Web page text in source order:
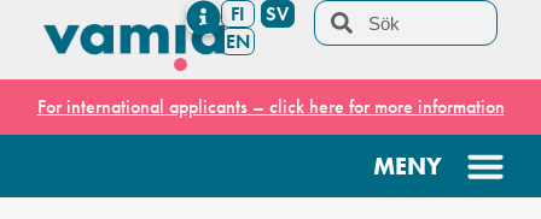
FI
SV
EN
For international applicants – click here for more information